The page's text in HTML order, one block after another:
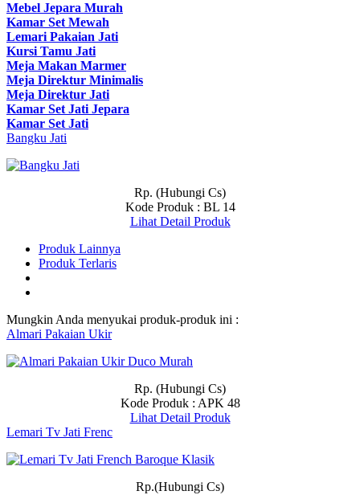
Mebel Jepara Murah
Kamar Set Mewah
Lemari Pakaian Jati
Kursi Tamu Jati
Meja Makan Marmer
Meja Direktur Minimalis
Meja Direktur Jati
Kamar Set Jati Jepara
Kamar Set Jati
Bangku Jati
Rp. (Hubungi Cs)
Kode Produk : BL 14
Lihat Detail Produk
Produk Lainnya
Produk Terlaris
Mungkin Anda menyukai produk-produk ini :
Almari Pakaian Ukir
Rp. (Hubungi Cs)
Kode Produk : APK 48
Lihat Detail Produk
Lemari Tv Jati Frenc
Rp.(Hubungi Cs)